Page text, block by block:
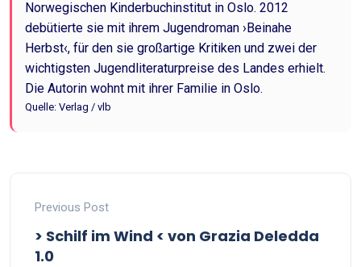
Norwegischen Kinderbuchinstitut in Oslo. 2012
debütierte sie mit ihrem Jugendroman ›Beinahe
Herbst‹, für den sie großartige Kritiken und zwei der
wichtigsten Jugendliteraturpreise des Landes erhielt.
Die Autorin wohnt mit ihrer Familie in Oslo.
Quelle: Verlag / vlb
Previous Post
> Schilf im Wind < von Grazia Deledda
1.0